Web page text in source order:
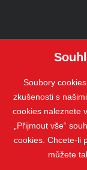
Soubory
zkušenosti s
cookies naleznete
„Přijmout vše“
cookies. Chcete-li
můžete